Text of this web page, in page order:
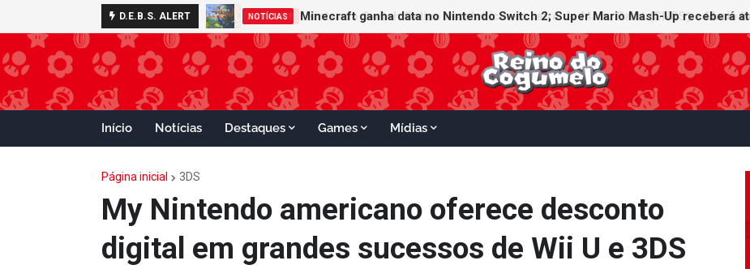
D.E.B.S. ALERT ADVANCE Nintendo Switch Online recebe ícones retrô de Mario Paint (SNES) e Mario
Início Notícias Destaques Games Mídias
Página inicial 3DS
My Nintendo americano oferece desconto
digital em grandes sucessos de Wii U e 3DS